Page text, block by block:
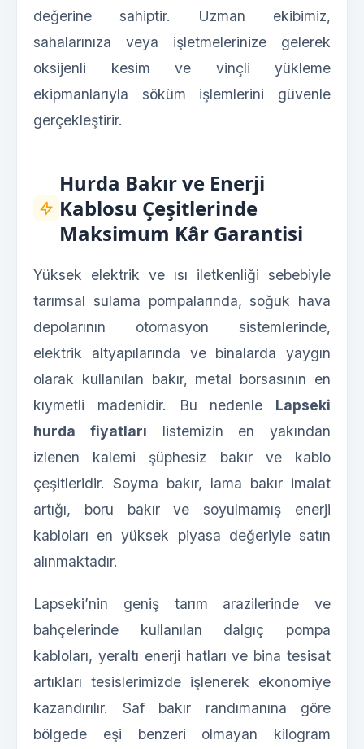
değerine sahiptir. Uzman ekibimiz,
sahalarınıza veya işletmelerinize gelerek
oksijenli kesim ve vinçli yükleme
ekipmanlarıyla söküm işlemlerini güvenle
gerçekleştirir.
Hurda Bakır ve Enerji
Kablosu Çeşitlerinde
Maksimum Kâr Garantisi
Yüksek elektrik ve ısı iletkenliği sebebiyle
tarımsal sulama pompalarında, soğuk hava
depolarının otomasyon sistemlerinde,
elektrik altyapılarında ve binalarda yaygın
olarak kullanılan bakır, metal borsasının en
kıymetli madenidir. Bu nedenle Lapseki
hurda fiyatları listemizin en yakından
izlenen kalemi şüphesiz bakır ve kablo
çeşitleridir. Soyma bakır, lama bakır imalat
artığı, boru bakır ve soyulmamış enerji
kabloları en yüksek piyasa değeriyle satın
alınmaktadır.
Lapseki’nin geniş tarım arazilerinde ve
bahçelerinde kullanılan dalgıç pompa
kabloları, yeraltı enerji hatları ve bina tesisat
artıkları tesislerimizde işlenerek ekonomiye
kazandırılır. Saf bakır randımanına göre
bölgede eşi benzeri olmayan kilogram